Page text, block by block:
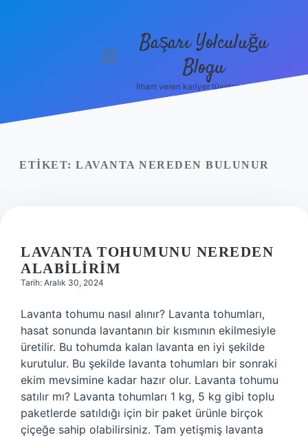
menüyüBaşarı Yolculuğu
Blogu
İlham veren kariyer tüyoları burada!
ETIKET: LAVANTA NEREDEN BULUNUR
LAVANTA TOHUMUNU NEREDEN
ALABILIRIM
Tarih: Aralık 30, 2024
Lavanta tohumu nasıl alınır? Lavanta tohumları,
hasat sonunda lavantanın bir kısmının ekilmesiyle
üretilir. Bu tohumda kalan lavanta en iyi şekilde
kurutulur. Bu şekilde lavanta tohumları bir sonraki
ekim mevsimine kadar hazır olur. Lavanta tohumu
satılır mı? Lavanta tohumları 1 kg, 5 kg gibi toplu
paketlerde satıldığı için bir paket ürünle birçok
çiçeğe sahip olabilirsiniz. Tam yetişmiş lavanta